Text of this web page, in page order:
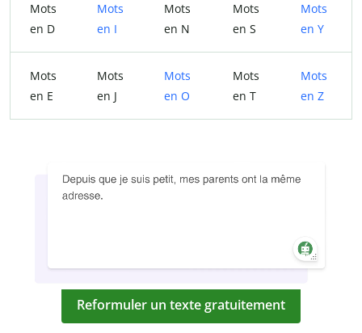
Mots
en D
Mots
en I
Mots
en N
Mots
en S
Mots
en Y
Mots
en E
Mots
en J
Mots
en O
Mots
en T
Mots
en Z
Reformuler un texte gratuitement